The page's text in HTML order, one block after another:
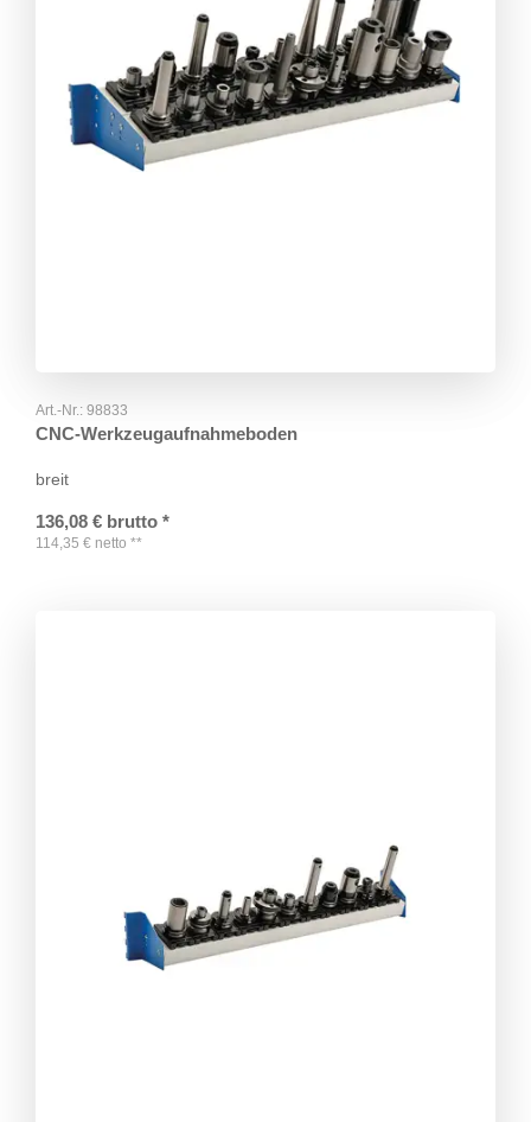
Art.-Nr.: 98833
CNC-Werkzeugaufnahmeboden
breit
136,08 € brutto *
114,35 € netto **